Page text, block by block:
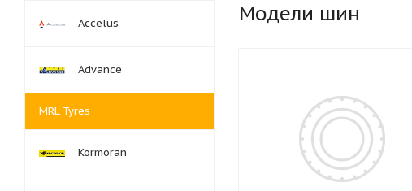
Модели шин
Accelus
Advance
MRL Tyres
Kormoran